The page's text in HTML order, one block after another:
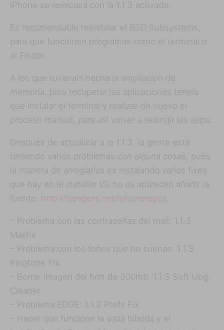
iPhone se reiniciará con la 1.1.3 activada.
Es recomendable reinstalar el BSD Subsystems,
para que funcionen programas como el terminal o
el Finder.
A los que tuvierais hecha la ampliación de
memoria, para recuperar las aplicaciones teneis
que instalar el terminal y realizar de nuevo el
proceso manual, para así volver a redirigir las apps.
Después de actualizar a la 1.1.3, la gente está
teniendo varios problemas con alguna cosas, pues
la manera de arreglarlas es instalando varios fixes
que hay en el installer (Si no os aparecen añadir la
fuente: http://sleepers.net/iphonerepo).
– Problema con las contraseñas del mail: 1.1.3
Mailfix
– Problema con los tonos que no suenan: 1.1.3
Ringtone Fix
– Borrar imagen del firm de 300mb: 1.1.3 Soft Upg.
Cleaner
– Problema EDGE: 1.1.3 Prefs Fix
– Hacer que funcione la vista híbrida y el